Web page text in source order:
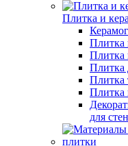
Плитка и
Плитка
Плитка
Плитка
Плитка
Плитка
для стен